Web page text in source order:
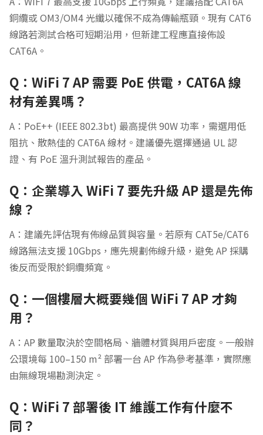
銅纜或 OM3/OM4 光纖以確保不成為傳輸瓶頸。現有 CAT6
線路若測試合格可短期沿用，但新建工程應直接佈設
CAT6A。
Q：WiFi 7 AP 需要 PoE 供電，CAT6A 線
材有差異嗎？
A：PoE++ (IEEE 802.3bt) 最高提供 90W 功率，需選用低
阻抗、散熱佳的 CAT6A 線材。建議優先選擇通過 UL 認
證、有 PoE 溫升測試報告的產品。
Q：企業導入 WiFi 7 要先升級 AP 還是先佈
線？
A：建議先評估現有佈線品質與容量。若原有 CAT5e/CAT6
線路無法支援 10Gbps，應先規劃佈線升級，避免 AP 採購
後反而受限於銅纜頻寬。
Q：一個樓層大概要幾個 WiFi 7 AP 才夠
用？
A：AP 數量取決於空間格局、牆體材質與用戶密度。一般辦
公環境每 100–150 m² 部署一台 AP 作為參考基準，實際應
由無線現場勘測決定。
Q：WiFi 7 部署後 IT 維護工作有什麼不
同？